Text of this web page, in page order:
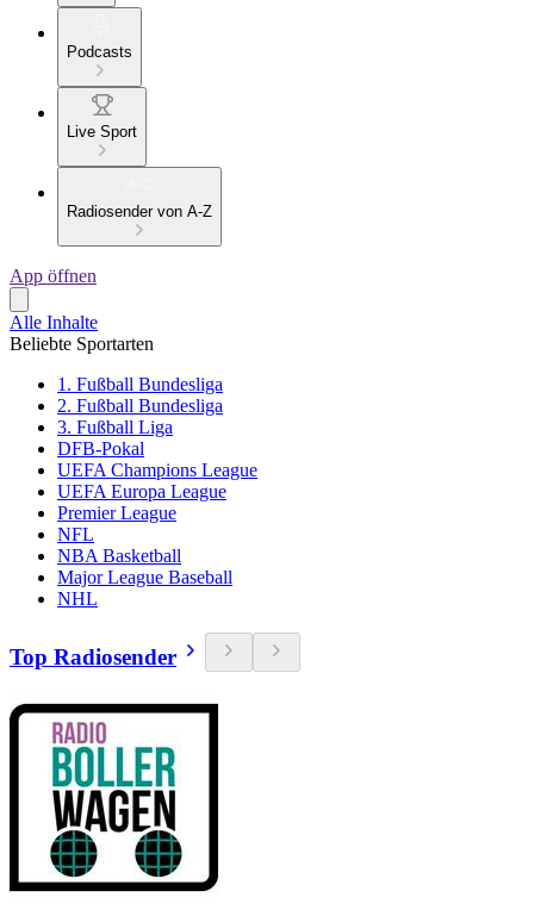
Podcasts
Live Sport
Radiosender von A-Z
App öffnen
Alle Inhalte
Beliebte Sportarten
1. Fußball Bundesliga
2. Fußball Bundesliga
3. Fußball Liga
DFB-Pokal
UEFA Champions League
UEFA Europa League
Premier League
NFL
NBA Basketball
Major League Baseball
NHL
Top Radiosender